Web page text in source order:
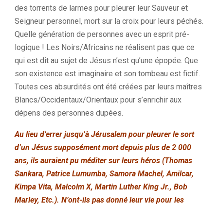
des torrents de larmes pour pleurer leur Sauveur et
Seigneur personnel, mort sur la croix pour leurs péchés.
Quelle génération de personnes avec un esprit pré-
logique ! Les Noirs/Africains ne réalisent pas que ce
qui est dit au sujet de Jésus n’est qu’une épopée. Que
son existence est imaginaire et son tombeau est fictif.
Toutes ces absurdités ont été créées par leurs maîtres
Blancs/Occidentaux/Orientaux pour s’enrichir aux
dépens des personnes dupées.
Au lieu d’errer jusqu’à Jérusalem pour pleurer le sort
d’un Jésus supposément mort depuis plus de 2 000
ans, ils auraient pu méditer sur leurs héros (Thomas
Sankara, Patrice Lumumba, Samora Machel, Amilcar,
Kimpa Vita, Malcolm X, Martin Luther King Jr., Bob
Marley, Etc.). N’ont-ils pas donné leur vie pour les